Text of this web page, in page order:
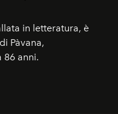
in letteratura, è
Pàvana,
86 anni.